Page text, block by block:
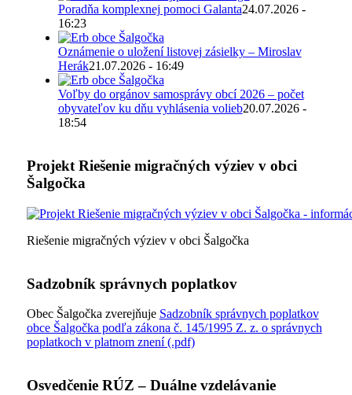
Poradňa komplexnej pomoci Galanta24.07.2026 -
16:23
Oznámenie o uložení listovej zásielky – Miroslav
Herák21.07.2026 - 16:49
Voľby do orgánov samosprávy obcí 2026 – počet
obyvateľov ku dňu vyhlásenia volieb20.07.2026 -
18:54
Projekt Riešenie migračných výziev v obci
Šalgočka
Riešenie migračných výziev v obci Šalgočka
Sadzobník správnych poplatkov
Obec Šalgočka zverejňuje Sadzobník správnych poplatkov
obce Šalgočka podľa zákona č. 145/1995 Z. z. o správnych
poplatkoch v platnom znení (.pdf)
Osvedčenie RÚZ – Duálne vzdelávanie